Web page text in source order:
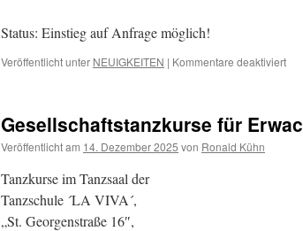
Status: Einstieg auf Anfrage möglich!
Veröffentlicht unter NEUIGKEITEN | Kommentare deaktiviert
Gesellschaftstanzkurse für
Veröffentlicht am 14. Dezember 2025 von Ronald Kühn
Tanzkurse im Tanzsaal der
Tanzschule ´LA VIVA´,
„St. Georgenstraße 16″,